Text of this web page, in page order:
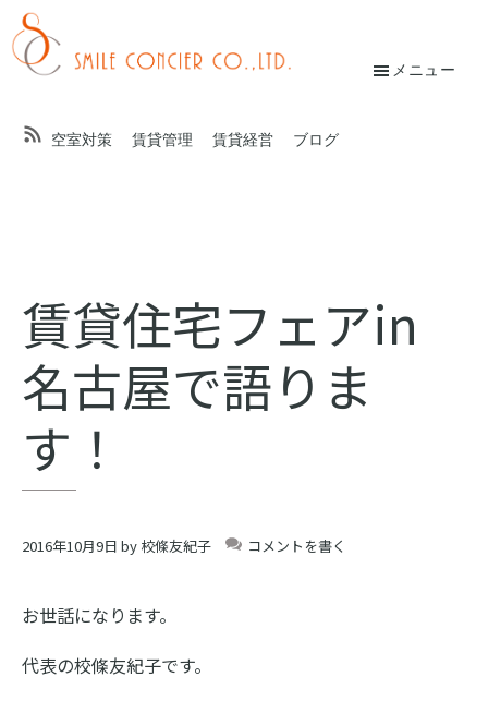
Skip
to
main
Skip
to
footer
條
オ
ン
ラ
イ
ン
ス
ク
ー
ル
空室対策 賃貸管理 賃貸経営 ブログ
メニュー
賃貸住宅フェアin
名古屋で語りま
す！
2016年10月9日 by 校條友紀子 コメントを書く
お世話になります。
代表の校條友紀子です。